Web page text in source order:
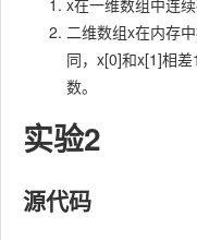
x在一维数组中连
二维数组x在内存
同，x[0]和x[1]相
数。
实验2
源代码